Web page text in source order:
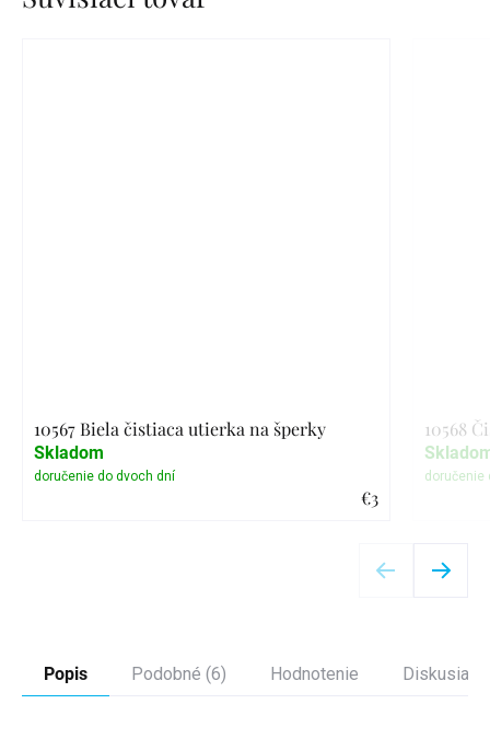
10567 Biela čistiaca utierka na šperky
€3
Skladom
10568
Popis Podobné (6) Hodnotenie Diskusia